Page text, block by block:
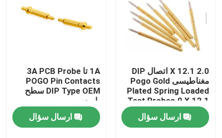
2.0 X 12.1 اتصال DIP
مغناطیسی Pogo Gold
Plated Spring Loaded
Test Probes.0 X 12.1
اتصال DIP مغناطیسی
Pogo
ارسال سؤال
1A تا 3A PCB Probe
POGO Pin Contacts
DIP Type OEM سطح
پایین
ارسال سؤال